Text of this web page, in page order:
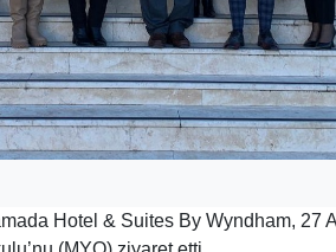
Hotel & Suites By Wyndham, 27